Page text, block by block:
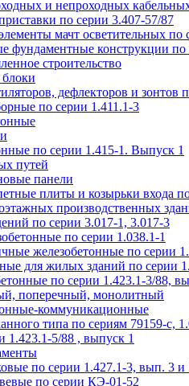
и непроходных
по серии 3.407-57/87
мачт осветительных по
фундаментные конструкции по
строительство
дефлекторов и зонтов
по серии 1.411.1-3
по серии 1.415-1. Выпуск 1
путей
панели
плиты и козырьки входа
производственных
по серии 3.017-1, 3.017-3
по серии 1.038.1-1
железобетонные по серии
для жилых зданий по серии
по серии 1.423.1-3/88,
поперечный, монолитный
коммуникационные
типа по сериям 79159-с,
1.423.1-5/88 , выпуск 1
по серии 1.427.1-3, вып. 3 и
по серии КЭ-01-52